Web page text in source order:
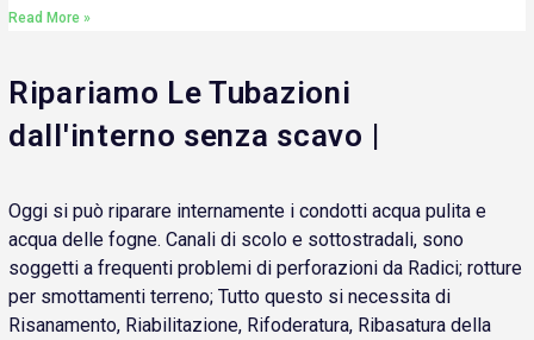
Read More »
Ripariamo Le Tubazioni
dall'interno senza scavo |
Oggi si può riparare internamente i condotti acqua pulita e
acqua delle fogne. Canali di scolo e sottostradali, sono
soggetti a frequenti problemi di perforazioni da Radici; rotture
per smottamenti terreno; Tutto questo si necessita di
Risanamento, Riabilitazione, Rifoderatura, Ribasatura della